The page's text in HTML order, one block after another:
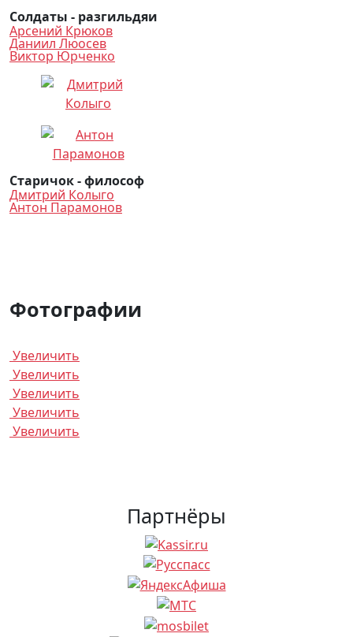
Солдаты - разгильдяи
Арсений Крюков
Даниил Люосев
Виктор Юрченко
Старичок - философ
Дмитрий Колыго
Антон Парамонов
Фотографии
Увеличить
Увеличить
Увеличить
Увеличить
Увеличить
Партнёры